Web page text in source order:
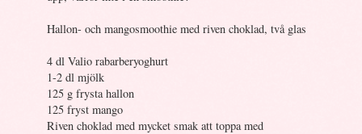
Hallon- och mangosmoothie med riven choklad, två glas
4 dl Valio rabarberyoghurt
1-2 dl mjölk
125 g frysta hallon
125 fryst mango
Riven choklad med mycket smak att toppa med